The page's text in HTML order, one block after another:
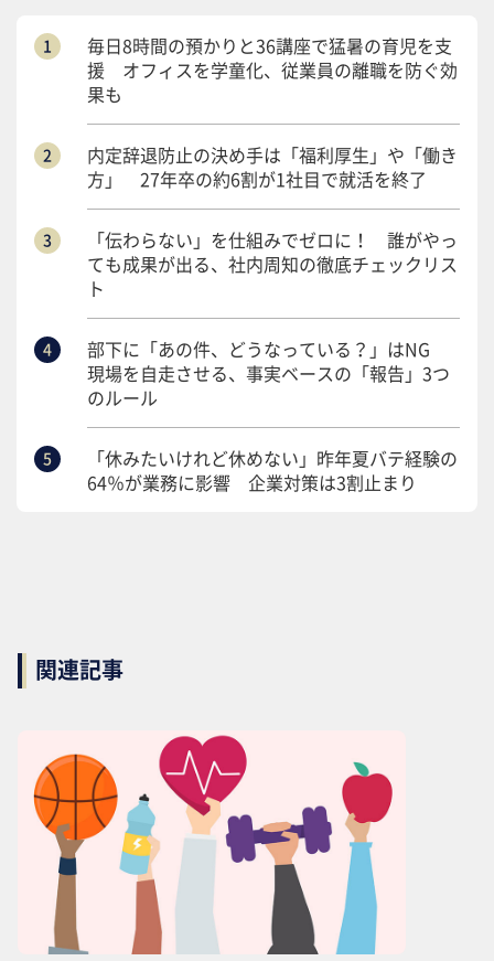
毎日8時間の預かりと36講座で猛暑の育児を支
援 オフィスを学童化、従業員の離職を防ぐ効
果も
内定辞退防止の決め手は「福利厚生」や「働き
方」 27年卒の約6割が1社目で就活を終了
「伝わらない」を仕組みでゼロに！ 誰がやっ
ても成果が出る、社内周知の徹底チェックリス
ト
部下に「あの件、どうなっている？」はNG
現場を自走させる、事実ベースの「報告」3つ
のルール
「休みたいけれど休めない」昨年夏バテ経験の
64％が業務に影響 企業対策は3割止まり
関連記事